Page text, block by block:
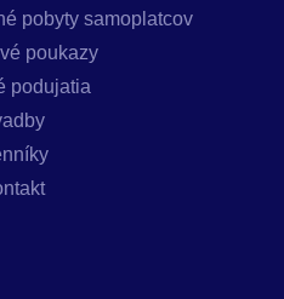
pobyty samoplatcov
poukazy
podujatia